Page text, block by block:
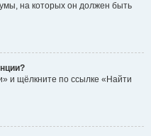
на которых он должен быть
и щёлкните по ссылке «Найти